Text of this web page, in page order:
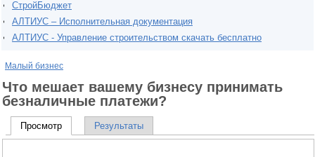
СтройБюджет
АЛТИУС – Исполнительная документация
АЛТИУС - Управление строительством скачать бесплатно
Малый бизнес
Что мешает вашему бизнесу принимать
безналичные платежи?
Просмотр Результаты